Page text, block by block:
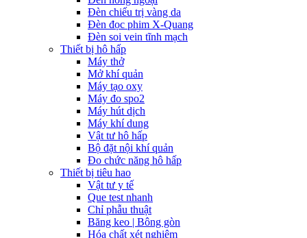
Đèn chiếu trị vàng da
Đèn đọc phim X-Quang
Đèn soi vein tĩnh mạch
Thiết bị hô hấp
Máy thở
Mở khí quản
Máy tạo oxy
Máy đo spo2
Máy hút dịch
Máy khí dung
Vật tư hô hấp
Bộ đặt nội khí quản
Đo chức năng hô hấp
Thiết bị tiêu hao
Vật tư y tế
Que test nhanh
Chỉ phẫu thuật
Băng keo | Bông gòn
Hóa chất xét nghiệm